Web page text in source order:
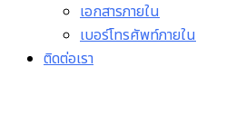
เอกสารภายใน
เบอร์โทรศัพท์ภายใน
ติดต่อเรา